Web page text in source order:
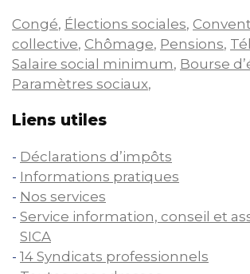
Congé, Élections sociales,
collective, Chômage, Pensions,
Salaire social minimum, Bourse
Paramètres sociaux,
Liens utiles
Déclarations d’impôts
Informations pratiques
Nos services
Service information, conseil et
SICA
14 Syndicats professionnels